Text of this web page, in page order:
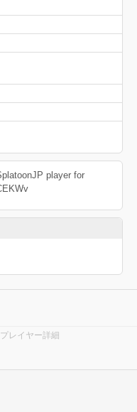
player for
レイヤー詳細